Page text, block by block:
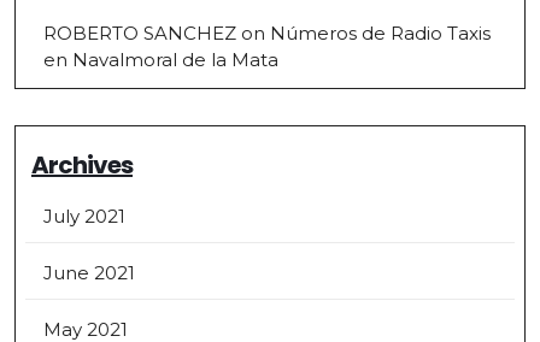
ROBERTO SANCHEZ on Números de Radio Taxis
en Navalmoral de la Mata
Archives
July 2021
June 2021
May 2021